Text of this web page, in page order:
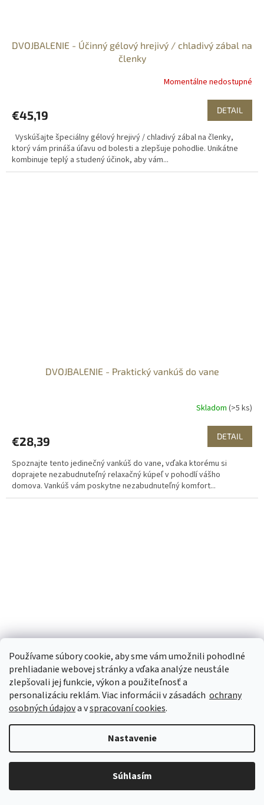
Používame súbory cookie, aby sme vám umožnili pohodlné
prehliadanie webovej stránky a vďaka analýze neustále
zlepšovali jej funkcie, výkon a použiteľnosť a
personalizáciu reklám. Viac informácii v zásadách ochrany
osobných údajova vspracovaní cookies.
Nastavenie
Súhlasím
DVOJBALENIE - Účinný gélový hrejivý / chladivý zábal na
členky
Momentálne nedostupné
€45,19 DETAIL
Vyskúšajte špeciálny gélový hrejivý / chladivý zábal na členky,
ktorý vám prináša úľavu od bolesti a zlepšuje pohodlie. Unikátne
kombinuje teplý a studený účinok, aby vám...
DVOJBALENIE - Praktický vankúš do vane
Skladom (>5 ks)
€28,39 DETAIL
Spoznajte tento jedinečný vankúš do vane, vďaka ktorému si
doprajete nezabudnuteľný relaxačný kúpeľ v pohodlí vášho
domova. Vankúš vám poskytne nezabudnuteľný komfort...
Učinné terapeutické náplasti proti chrápaniu a pre
lepšie dýchanie - mesačné balenie
€28,39 DETAIL
Balenie obsahuje 30 ks náplasti na jeden mesiac Patríte medzi tých,